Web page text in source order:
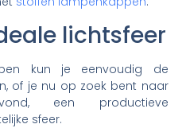
lichtsfeer
kun je eenvoudig de
of je nu op zoek bent naar
een productieve
sfeer.